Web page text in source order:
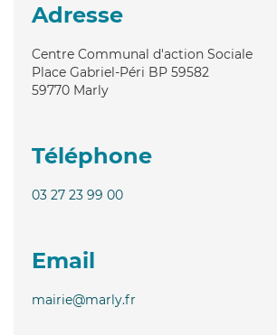
Adresse
Centre Communal d'action Sociale
Place Gabriel-Péri BP 59582
59770 Marly
Téléphone
03 27 23 99 00
Email
mairie@marly.fr